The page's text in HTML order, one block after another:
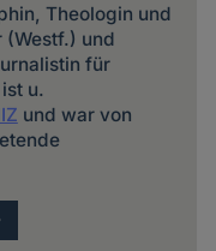
Theologin und
(Westf.) und
für
u.
und war von